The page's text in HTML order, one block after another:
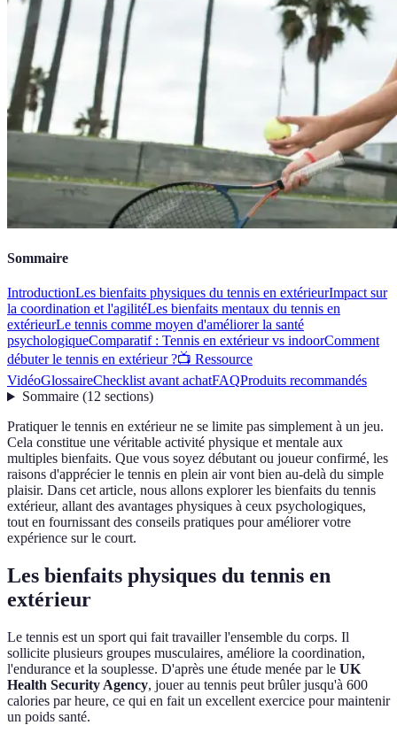
Sommaire
IntroductionLes bienfaits physiques du tennis en extérieurImpact sur
la coordination et l'agilitéLes bienfaits mentaux du tennis en
extérieurLe tennis comme moyen d'améliorer la santé
psychologiqueComparatif : Tennis en extérieur vs indoorComment
débuter le tennis en extérieur ?📺 Ressource
VidéoGlossaireChecklist avant achatFAQProduits recommandés
Sommaire(12 sections)
Pratiquer le tennis en extérieur ne se limite pas simplement à un jeu.
Cela constitue une véritable activité physique et mentale aux
multiples bienfaits. Que vous soyez débutant ou joueur confirmé, les
raisons d'apprécier le tennis en plein air vont bien au-delà du simple
plaisir. Dans cet article, nous allons explorer les bienfaits du tennis
extérieur, allant des avantages physiques à ceux psychologiques,
tout en fournissant des conseils pratiques pour améliorer votre
expérience sur le court.
Les bienfaits physiques du tennis en
extérieur
Le tennis est un sport qui fait travailler l'ensemble du corps. Il
sollicite plusieurs groupes musculaires, améliore la coordination,
l'endurance et la souplesse. D'après une étude menée par le UK
Health Security Agency, jouer au tennis peut brûler jusqu'à 600
calories par heure, ce qui en fait un excellent exercice pour maintenir
un poids santé.